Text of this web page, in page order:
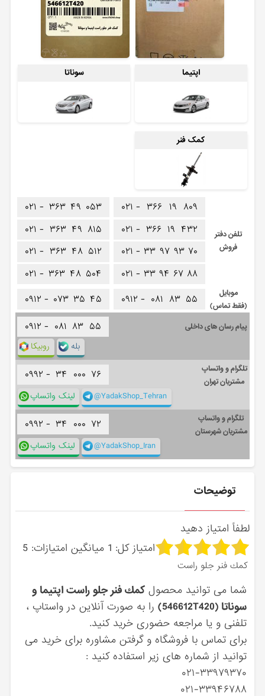
اپتیما سوناتا
کمک فنر
تلفن دفتر
فروش
۰۲۱ - ۳۶۶ ۱۹ ۸۰۹
۰۲۱ - ۳۶۶ ۱۹ ۴۳۲
۰۲۱ - ۳۳ ۹۷ ۹۳ ۷۰
۰۲۱ - ۳۳ ۹۴ ۶۷ ۸۸
۰۲۱ - ۳۶۳ ۴۹ ۰۵۳
۰۲۱ - ۳۶۳ ۴۹ ۸۱۵
۰۲۱ - ۳۶۳ ۴۸ ۵۱۲
۰۲۱ - ۳۶۳ ۴۸ ۵۰۴
موبایل
(فقط تماس)
۰۹۱۲ - ۰۸۱ ۸۳ ۵۵ ۰۹۱۲ - ۰۷۳ ۳۵ ۴۵
پیام رسان های داخلی ۰۹۱۲ - ۰۸۱ ۸۳ ۵۵
روبیکا بله
تلگرام و واتساپ
مشتریان تهران
۰۹۹۲ - ۳۴ ۰۰۰ ۷۶
لینک واتساپ @YadakShop_Tehran
تلگرام و واتساپ
مشتریان شهرستان
۰۹۹۲ - ۳۴ ۰۰۰ ۷۲
لینک واتساپ @YadakShop_Iran
توضیحات
لطفاً امتیاز دهید
امتیاز کل: 1 میانگین امتیازات:5
كمك فنر جلو راست
شما می توانید محصولكمك فنر جلو راست اپتیما و
سوناتا (546612T420)
را به صورت آنلاین در واستاپ ،
تلفنی و یا مراجعه حضوری خرید کنید.
برای تماس با فروشگاه و گرفتن مشاوره برای خرید می
توانید از شماره های زیر استفاده کنید :
۰۲۱-۳۳۹۷۹۳۷۰
۰۲۱-۳۳۹۴۶۷۸۸